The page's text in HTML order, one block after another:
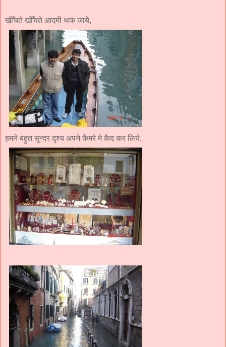
खीँचते खीँचते आदमी थक जाये,
हमने बहुत सुन्दर दृश्य अपने कैमरे मे कैद कर लिये,